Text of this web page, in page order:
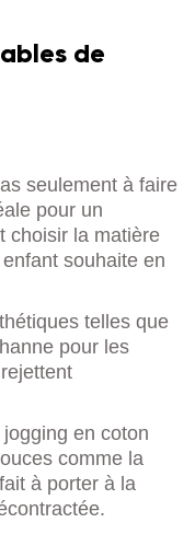
de
seulement à faire
pour un
choisir la matière
souhaite en
telles que
pour les
en coton
comme la
à porter à la